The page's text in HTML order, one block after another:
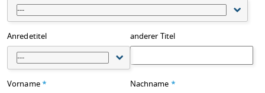
---
Anredetitel
---
anderer Titel
Vorname * Nachname *